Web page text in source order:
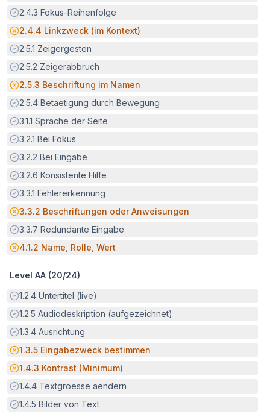
Erfüllt:
2.4.3 Fokus-Reihenfolge
Potenzielle Barriere:
2.4.4 Linkzweck (im Kontext)
Erfüllt:
2.5.1 Zeigergesten
Erfüllt:
2.5.2 Zeigerabbruch
Potenzielle Barriere:
2.5.3 Beschriftung im Namen
Erfüllt:
2.5.4 Betaetigung durch Bewegung
Erfüllt:
3.1.1 Sprache der Seite
Erfüllt:
3.2.1 Bei Fokus
Erfüllt:
3.2.2 Bei Eingabe
Erfüllt:
3.2.6 Konsistente Hilfe
Erfüllt:
3.3.1 Fehlererkennung
Potenzielle Barriere:
3.3.2 Beschriftungen oder Anweisungen
Erfüllt:
3.3.7 Redundante Eingabe
Potenzielle Barriere:
4.1.2 Name, Rolle, Wert
Level AA (20/24)
Erfüllt:
1.2.4 Untertitel (live)
Erfüllt:
1.2.5 Audiodeskription (aufgezeichnet)
Erfüllt:
1.3.4 Ausrichtung
Potenzielle Barriere:
1.3.5 Eingabezweck bestimmen
Potenzielle Barriere:
1.4.3 Kontrast (Minimum)
Erfüllt:
1.4.4 Textgroesse aendern
Erfüllt:
1.4.5 Bilder von Text